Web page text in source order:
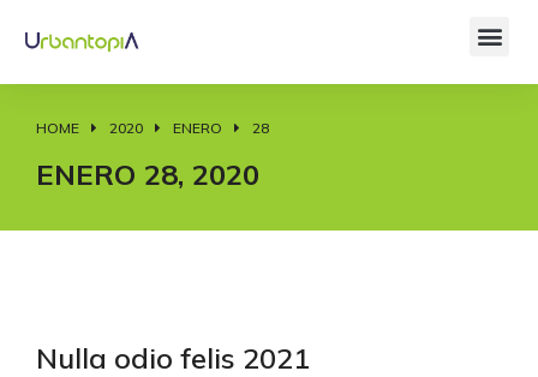
You are here:
HOME 2020 ENERO 28
ENERO 28, 2020
Nulla odio felis 2021